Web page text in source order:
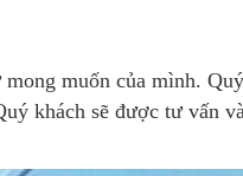
muốn của mình.
khách sẽ được tư vấn